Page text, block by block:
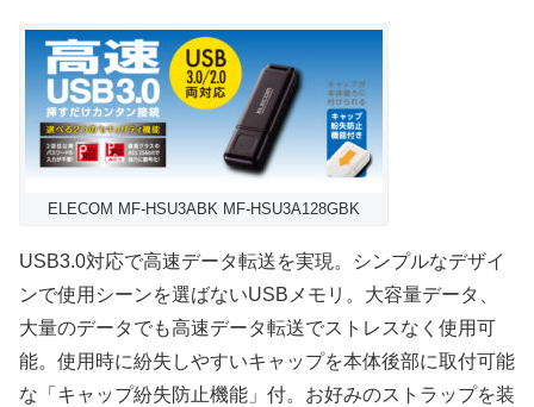
ELECOM MF-HSU3ABK MF-HSU3A128GBK
USB3.0対応で高速データ転送を実現。シンプルなデザイ
ンで使用シーンを選ばないUSBメモリ。大容量データ、
大量のデータでも高速データ転送でストレスなく使用可
能。使用時に紛失しやすいキャップを本体後部に取付可能
な「キャップ紛失防止機能」付。お好みのストラップを装